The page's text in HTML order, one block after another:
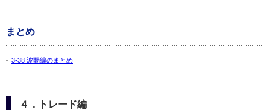
まとめ
3-38 波動編のまとめ
４．トレード編